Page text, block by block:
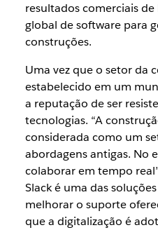
resultados comerciais
global de software para
construções.
Uma vez que o setor da
estabelecido em um
a reputação de ser
tecnologias. “A
considerada como um
abordagens antigas. No
colaborar em tempo
Slack é uma das
melhorar o suporte
que a digitalização é